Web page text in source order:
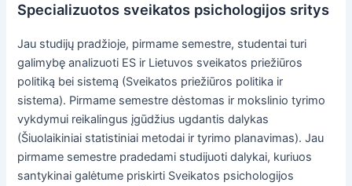
Specializuotos sveikatos psichologijos sritys
Jau studijų pradžioje, pirmame semestre, studentai turi
galimybę analizuoti ES ir Lietuvos sveikatos priežiūros
politiką bei sistemą (Sveikatos priežiūros politika ir
sistema). Pirmame semestre dėstomas ir mokslinio tyrimo
vykdymui reikalingus įgūdžius ugdantis dalykas
(Šiuolaikiniai statistiniai metodai ir tyrimo planavimas). Jau
pirmame semestre pradedami studijuoti dalykai, kuriuos
santykinai galėtume priskirti Sveikatos psichologijos